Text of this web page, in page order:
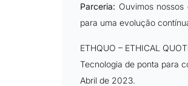
Parceria: Ouvimos
para uma evolução
ETHQUO – ETHICAL
Tecnologia de ponta para
Abril de 2023.